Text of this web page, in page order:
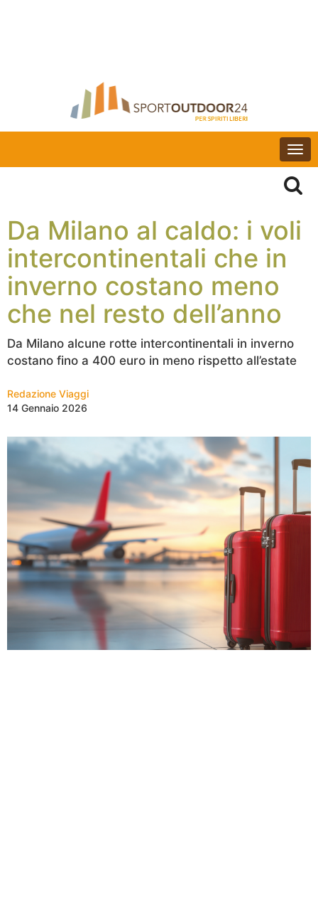
Da Milano al caldo: i voli
intercontinentali che in
inverno costano meno
che nel resto dell’anno
Da Milano alcune rotte intercontinentali in inverno
costano fino a 400 euro in meno rispetto all’estate
Redazione Viaggi
14 Gennaio 2026